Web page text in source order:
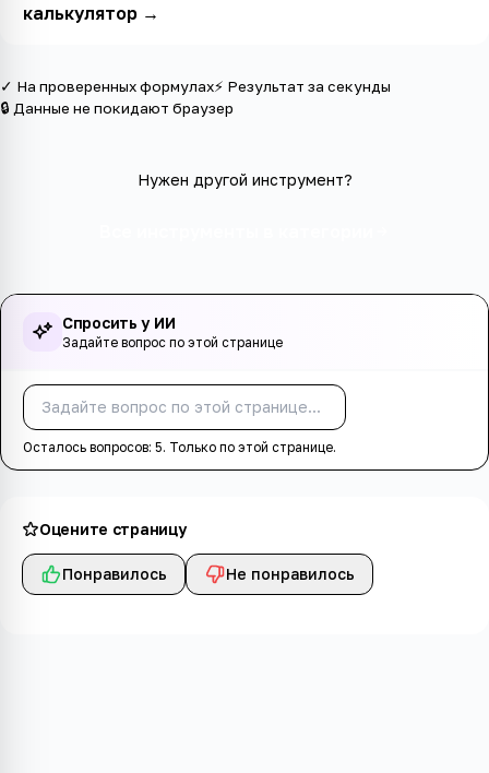
калькулятор→
✓ На проверенных формулах⚡ Результат за секунды
🔒 Данные не покидают браузер
Нужен другой инструмент?
Спросить у ИИ
Задайте вопрос по этой странице
Осталось вопросов: 5. Только по этой странице.
Оцените страницу
Понравилось Не понравилось